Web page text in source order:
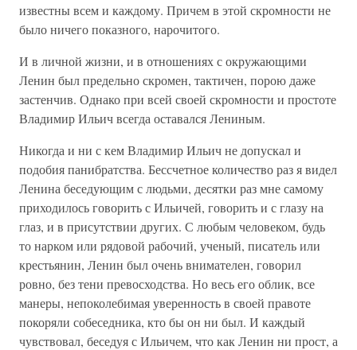
известны всем и каждому. Причем в этой скромности не
было ничего показного, нарочитого.
И в личной жизни, и в отношениях с окружающими
Ленин был предельно скромен, тактичен, порою даже
застенчив. Однако при всей своей скромности и простоте
Владимир Ильич всегда оставался Лениным.
Никогда и ни с кем Владимир Ильич не допускал и
подобия панибратства. Бессчетное количество раз я видел
Ленина беседующим с людьми, десятки раз мне самому
приходилось говорить с Ильичей, говорить и с глазу на
глаз, и в присутствии других. С любым человеком, будь
то нарком или рядовой рабочий, ученый, писатель или
крестьянин, Ленин был очень внимателен, говорил
ровно, без тени превосходства. Но весь его облик, все
манеры, непоколебимая уверенность в своей правоте
покоряли собеседника, кто бы он ни был. И каждый
чувствовал, беседуя с Ильичем, что как Ленин ни прост, а